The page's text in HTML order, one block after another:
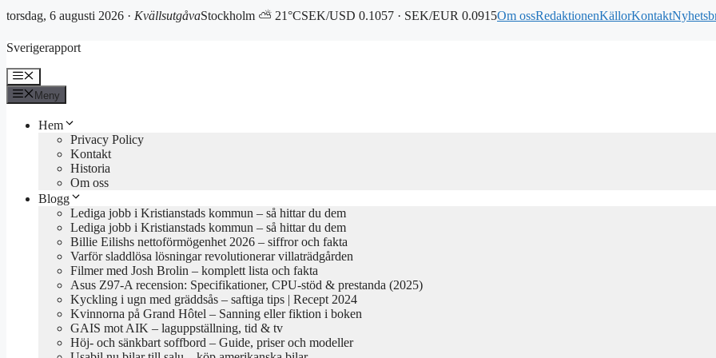
torsdag, 6 augusti 2026 · KvällsutgåvaStockholm ⛅ 21°CSEK/USD 0.1057 · SEK/EUR 0.0915Om ossRedaktionenKällorKontakt
till
Sverigerapport
Meny
Meny
Hem
Privacy Policy
Kontakt
Historia
Om oss
Blogg
Lediga jobb i Kristianstads kommun – så hittar du dem
Lediga jobb i Kristianstads kommun – så hittar du dem
Billie Eilishs nettoförmögenhet 2026 – siffror och fakta
Varför sladdlösa lösningar revolutionerar villaträdgården
Filmer med Josh Brolin – komplett lista och fakta
Asus Z97-A recension: Specifikationer, CPU-stöd & prestanda (2025)
Kyckling i ugn med gräddsås – saftiga tips | Recept 2024
Kvinnorna på Grand Hôtel – Sanning eller fiktion i boken
GAIS mot AIK – laguppställning, tid & tv
Höj- och sänkbart soffbord – Guide, priser och modeller